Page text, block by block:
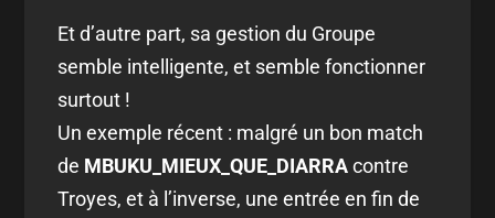
Et d’autre part, sa gestion du Groupe
semble intelligente, et semble fonctionner
surtout !
Un exemple récent : malgré un bon match
de MBUKU_MIEUX_QUE_DIARRAcontre
Troyes, et à l’inverse, une entrée en fin de